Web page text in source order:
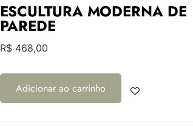
ESCULTURA MODERNA DE
PAREDE
R$468,00
Adicionar ao carrinho